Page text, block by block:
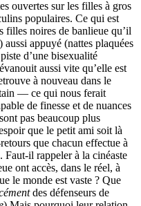
ouvertes sur les filles à gros
populaires. Ce qui est
filles noires de banlieue qu’il
appuyé (nattes plaquées
d’une bisexualité
aussi vite qu’elle est
à nouveau dans le
— ce qui nous ferait
de finesse et de nuances
pas beaucoup plus
que le petit ami soit là
que chacun effectue à
il rappeler à la cinéaste
ont accès, dans le réel, à
le monde est vaste ? Que
des défenseurs de